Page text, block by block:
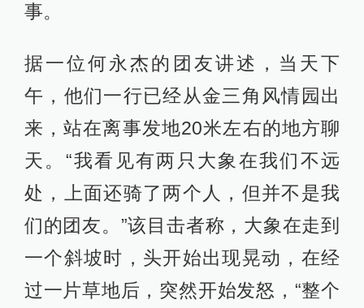
事。
据一位何永杰的团友讲述，当天下
午，他们一行已经从金三角风情园出
来，站在离事发地20米左右的地方聊
天。“我看见有两只大象在我们不远
处，上面还骑了两个人，但并不是我
们的团友。”该目击者称，大象在走到
一个斜坡时，头开始出现晃动，在经
过一片草地后，突然开始发怒，“整个